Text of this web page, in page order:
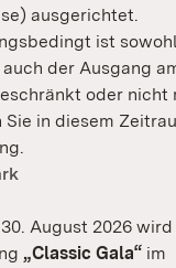
ausgerichtet.
ist
der Ausgang
oder nicht
Sie in diesem
August 2026
„Classic Gala“ im